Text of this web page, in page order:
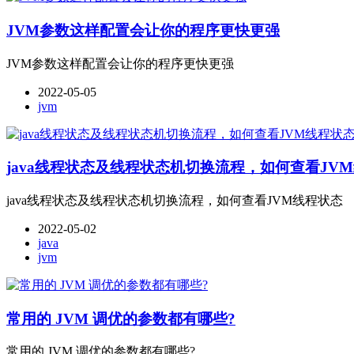
JVM参数这样配置会让你的程序更快更强
JVM参数这样配置会让你的程序更快更强
2022-05-05
jvm
java线程状态及线程状态机切换流程，如何查看
java线程状态及线程状态机切换流程，如何查看JVM线程状态
2022-05-02
java
jvm
常用的 JVM 调优的参数都有哪些?